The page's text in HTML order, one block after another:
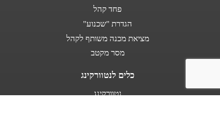
פחד קהל
הגדרת "שכנוע"
מציאת מכנה משותף לקהל
מסר מקטב
כלים לנטוורקינג
נטוורקינג